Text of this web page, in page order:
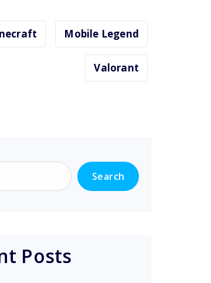
Mobile Legend
Valorant
Search
Posts